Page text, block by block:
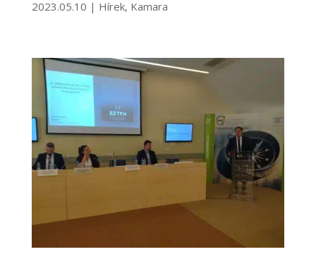
2023.05.10 | Hírek, Kamara